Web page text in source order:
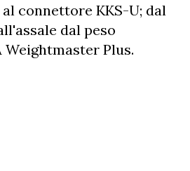
connettore KKS-U; dal
dal peso
Plus.